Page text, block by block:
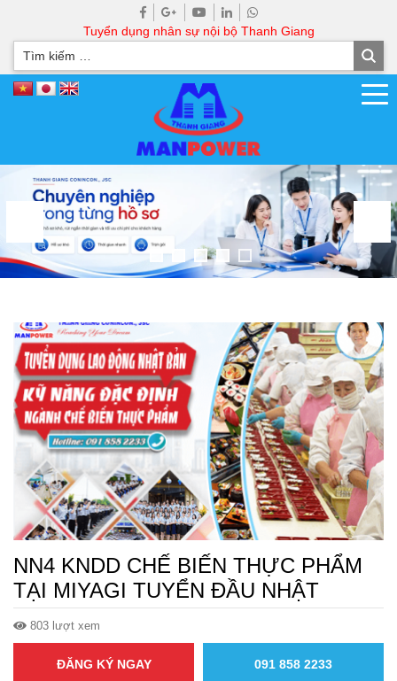
Tuyển dụng nhân sự nội bộ Thanh Giang
NN4 KNDD CHẾ BIẾN THỰC PHẨM
TẠI MIYAGI TUYỂN ĐẦU NHẬT
803 lượt xem
ĐĂNG KÝ NGAY 091 858 2233